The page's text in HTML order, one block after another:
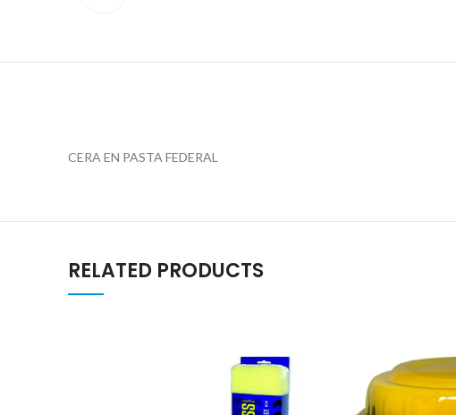
CERA EN PASTA FEDERAL
RELATED PRODUCTS